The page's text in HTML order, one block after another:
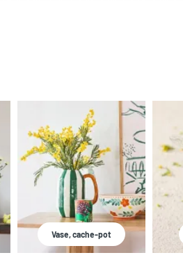
Vase, cache-pot